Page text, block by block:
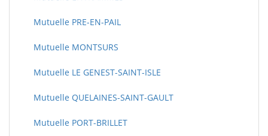
Mutuelle PRE-EN-PAIL
Mutuelle MONTSURS
Mutuelle LE GENEST-SAINT-ISLE
Mutuelle QUELAINES-SAINT-GAULT
Mutuelle PORT-BRILLET